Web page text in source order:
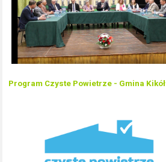
Program Czyste Powietrze - Gmina Kikół